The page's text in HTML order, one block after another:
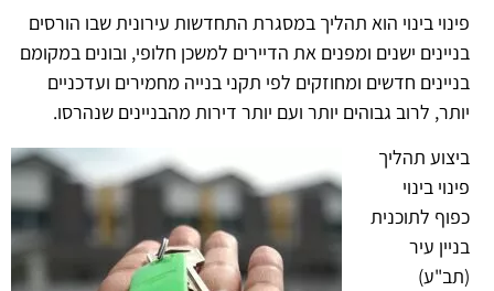
פינוי בינוי הוא תהליך במסגרת התחדשות עירונית שבו הורסים
בניינים ישנים ומפנים את הדיירים למשכן חלופי, ובונים במקומם
בניינים חדשים ומחוזקים לפי תקני בנייה מחמירים ועדכניים
יותר, לרוב גבוהים יותר ועם יותר דירות מהבניינים שנהרסו.
ביצוע תהליך
פינוי בינוי
כפוף לתוכנית
בניין עיר
(תב"ע)